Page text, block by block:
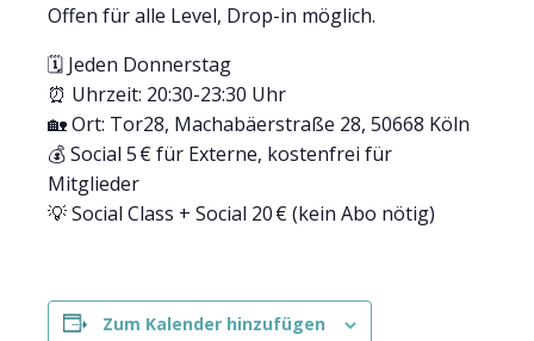
Offen für alle Level, Drop-in möglich.
🗓 Jeden Donnerstag
⏰ Uhrzeit: 20:30-23:30 Uhr
🏡 Ort: Tor28, Machabäerstraße 28, 50668 Köln
💰 Social 5 € für Externe, kostenfrei für
Mitglieder
💡 Social Class + Social 20 € (kein Abo nötig)
Zum Kalender hinzufügen